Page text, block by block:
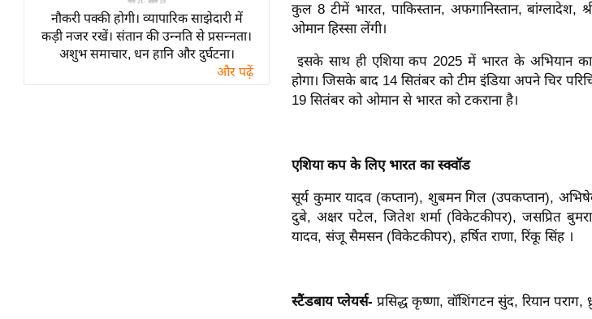
त्योहार
राशिफल
विशेष
विश्लेषण
नौकरी पक्की होगी। व्यापारिक साझेदारी में
कड़ी नजर रखें। संतान की उन्नति से प्रसन्नता।
अशुभ समाचार, धन हानि और दुर्घटना।
और पढ़ें
कुल 8 टीमें भारत, पाकिस्तान, अफगानिस्तान, बांग्लादेश,
ओमान हिस्सा लेंगी।
इसके साथ ही एशिया कप 2025 में भारत के अभियान
होगा। जिसके बाद 14 सितंबर को टीम इंडिया अपने चिर
19 सितंबर को ओमान से भारत को टकराना है।
एशिया कप के लिए भारत का स्क्वॉड
सूर्य कुमार यादव (कप्तान), शुबमन गिल (उपकप्तान),
दुबे, अक्षर पटेल, जितेश शर्मा (विकेटकीपर), जसप्रित
यादव, संजू सैमसन (विकेटकीपर), हर्षित राणा, रिंकू सिंह ।
स्टैंडबाय प्लेयर्स- प्रसिद्ध कृष्णा, वॉशिंगटन सुंद, रियान